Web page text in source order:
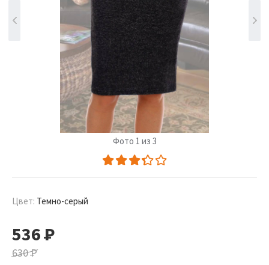
Фото 1 из 3
Цвет: Темно-серый
536Р
630Р